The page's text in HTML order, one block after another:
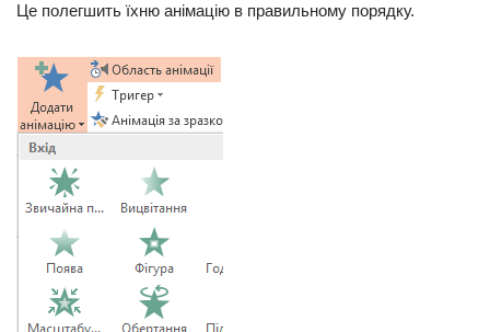
Це полегшить їхню анімацію в правильному порядку.